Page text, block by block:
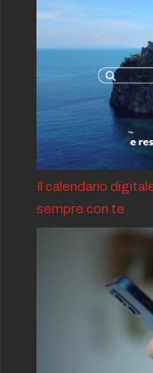
Il calendario
sempre con te